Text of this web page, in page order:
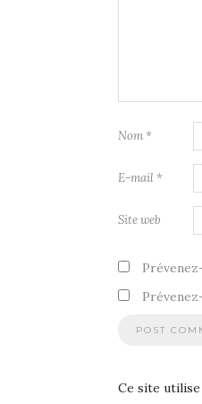
Nom *
E-mail *
Site web
Ce site